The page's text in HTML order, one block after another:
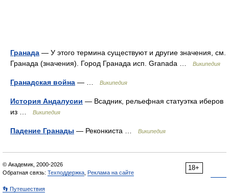
Гранада — У этого термина существуют и другие значения, см.
Гранада (значения). Город Гранада исп. Granada …
Википедия
Гранадская война — … Википедия
История Андалусии — Всадник, рельефная статуэтка иберов
из …
Википедия
Падение Гранады — Реконкиста … Википедия
18+
© Академик, 2000-2026
Обратная связь: Техподдержка Реклама на сайте
👣 Путешествия